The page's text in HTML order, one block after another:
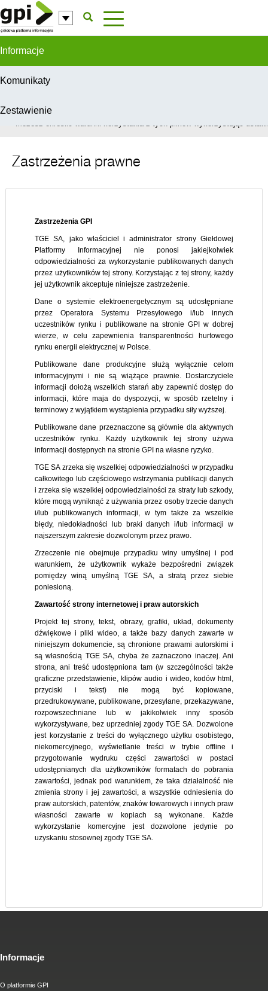
Przejdź do komentarzy
Informacje
Komunikaty
Zestawienie
W celu świadczenia usług na najwyższym poziomie, serwis GPI
Możesz określić warunki korzystania z tych plików wykorzystując
Zastrzeżenia prawne
Zastrzeżenia GPI
TGE SA, jako właściciel i administrator strony Giełdowej
Platformy Informacyjnej nie ponosi jakiejkolwiek
odpowiedzialności za wykorzystanie publikowanych danych
przez użytkowników tej strony. Korzystając z tej strony, każdy
jej użytkownik akceptuje niniejsze zastrzeżenie.
Dane o systemie elektroenergetycznym są udostępniane
przez Operatora Systemu Przesyłowego i/lub innych
uczestników rynku i publikowane na stronie GPI w dobrej
wierze, w celu zapewnienia transparentności hurtowego
rynku energii elektrycznej w Polsce.
Publikowane dane produkcyjne służą wyłącznie celom
informacyjnymi i nie są wiążące prawnie. Dostarczyciele
informacji dołożą wszelkich starań aby zapewnić dostęp do
informacji, które maja do dyspozycji, w sposób rzetelny i
terminowy z wyjątkiem wystąpienia przypadku siły wyższej.
Publikowane dane przeznaczone są głównie dla aktywnych
uczestników rynku. Każdy użytkownik tej strony używa
informacji dostępnych na stronie GPI na własne ryzyko.
TGE SA zrzeka się wszelkiej odpowiedzialności w przypadku
całkowitego lub częściowego wstrzymania publikacji danych
i zrzeka się wszelkiej odpowiedzialności za straty lub szkody,
które mogą wyniknąć z używania przez osoby trzecie danych
i/lub publikowanych informacji, w tym także za wszelkie
błędy, niedokładności lub braki danych i/lub informacji w
najszerszym zakresie dozwolonym przez prawo.
Zrzeczenie nie obejmuje przypadku winy umyślnej i pod
warunkiem, że użytkownik wykaże bezpośredni związek
pomiędzy winą umyślną TGE SA, a stratą przez siebie
poniesioną.
Zawartość strony internetowej i praw autorskich
Projekt tej strony, tekst, obrazy, grafiki, układ, dokumenty
dźwiękowe i pliki wideo, a także bazy danych zawarte w
niniejszym dokumencie, są chronione prawami autorskimi i
są własnością TGE SA, chyba że zaznaczono inaczej. Ani
strona, ani treść udostępniona tam (w szczególności także
graficzne przedstawienie, klipów audio i wideo, kodów html,
przyciski i tekst) nie mogą być kopiowane,
przedrukowywane, publikowane, przesyłane, przekazywane,
rozpowszechniane lub w jakikolwiek inny sposób
wykorzystywane, bez uprzedniej zgody TGE SA. Dozwolone
jest korzystanie z treści do wyłącznego użytku osobistego,
niekomercyjnego, wyświetlanie treści w trybie offline i
przygotowanie wydruku części zawartości w postaci
udostępnianych dla użytkowników formatach do pobrania
zawartości, jednak pod warunkiem, że taka działalność nie
zmienia strony i jej zawartości, a wszystkie odniesienia do
praw autorskich, patentów, znaków towarowych i innych praw
własności zawarte w kopiach są wykonane. Każde
wykorzystanie komercyjne jest dozwolone jedynie po
uzyskaniu stosownej zgody TGE SA.
Informacje
O platformie GPI